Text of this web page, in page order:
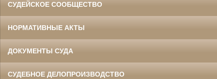
СУДЕЙСКОЕ СООБЩЕСТВО
НОРМАТИВНЫЕ АКТЫ
ДОКУМЕНТЫ СУДА
СУДЕБНОЕ ДЕЛОПРОИЗВОДСТВО